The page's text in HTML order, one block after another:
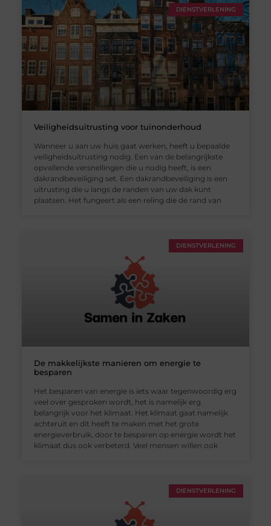
DIENSTVERLENING
Veiligheidsuitrusting voor tuinonderhoud
Wanneer u aan uw huis gaat werken, heeft u bepaalde
veiligheidsuitrusting nodig. Een van de belangrijkste
opvallende versnellingen die u nodig heeft, is een
dakrandbeveiliging set. Een dakrandbeveiliging is een
uitrusting die u langs de randen van uw dak kunt
plaatsen. Het fungeert als een reling die de rand van
DIENSTVERLENING
De makkelijkste manieren om energie te
besparen
Het besparen van energie is iets waar tegenwoordig erg
veel over gesproken wordt, het is namelijk erg
belangrijk voor het klimaat. Het klimaat gaat namelijk
achteruit en dit heeft te maken met het grote
energieverbruik, door te besparen op energie wordt het
klimaat dus ook verbeterd. Veel mensen willen ook
DIENSTVERLENING